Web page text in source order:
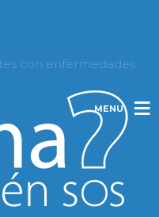
con enfermedades
MENU